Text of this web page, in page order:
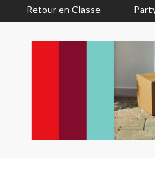
Retour en Classe